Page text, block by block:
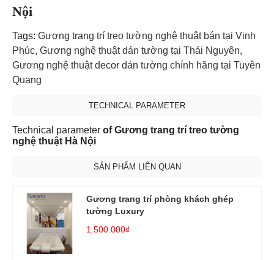
Nội
Tags: Gương trang trí treo tường nghệ thuật bán tại Vinh
Phúc, Gương nghệ thuật dán tường tại Thái Nguyên,
Gương nghệ thuật decor dán tường chính hãng tại Tuyên
Quang
TECHNICAL PARAMETER
Technical parameter of Gương trang trí treo tường
nghệ thuật Hà Nội
SẢN PHẨM LIÊN QUAN
Gương trang trí phòng khách ghép
tường Luxury
1.500.000₫